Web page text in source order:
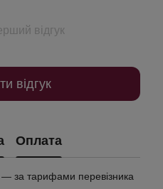
відгук
відгук
Оплата
за тарифами перевізника